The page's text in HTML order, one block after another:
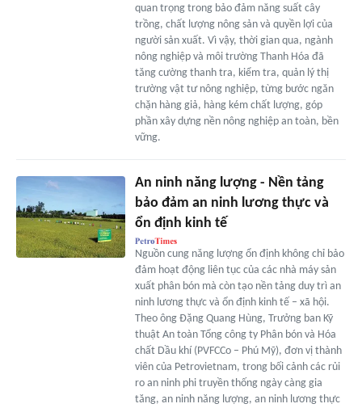
quan trọng trong bảo đảm năng suất cây
trồng, chất lượng nông sản và quyền lợi của
người sản xuất. Vì vậy, thời gian qua, ngành
nông nghiệp và môi trường Thanh Hóa đã
tăng cường thanh tra, kiểm tra, quản lý thị
trường vật tư nông nghiệp, từng bước ngăn
chặn hàng giả, hàng kém chất lượng, góp
phần xây dựng nền nông nghiệp an toàn, bền
vững.
An ninh năng lượng - Nền tảng
bảo đảm an ninh lương thực và
ổn định kinh tế
Nguồn cung năng lượng ổn định không chỉ bảo
đảm hoạt động liên tục của các nhà máy sản
xuất phân bón mà còn tạo nền tảng duy trì an
ninh lương thực và ổn định kinh tế – xã hội.
Theo ông Đặng Quang Hùng, Trưởng ban Kỹ
thuật An toàn Tổng công ty Phân bón và Hóa
chất Dầu khí (PVFCCo – Phú Mỹ), đơn vị thành
viên của Petrovietnam, trong bối cảnh các rủi
ro an ninh phi truyền thống ngày càng gia
tăng, an ninh năng lượng, an ninh lương thực